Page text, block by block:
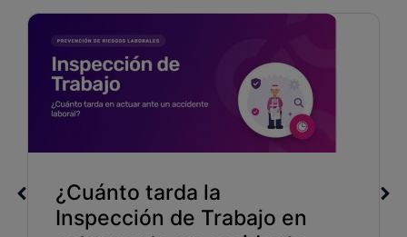
¿Cuánto tarda la
Inspección de Trabajo en